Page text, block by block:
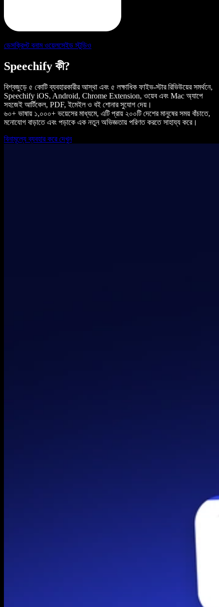
ডেসক্রিপ্ট বনাম ওয়েলসেইড স্টুডিও
Speechify কী?
বিশ্বজুড়ে ৫ কোটি ব্যবহারকারীর আস্থা এবং ৫ লক্ষাধিক ফাইভ-স্টার রিভিউয়ের সমর্থনে,
Speechify iOS, Android, Chrome Extension, ওয়েব এবং Mac অ্যাপে
সহজেই আর্টিকেল, PDF, ইমেইল ও বই শোনার সুযোগ দেয়।
৬০+ ভাষায় ১,০০০+ ভয়েসের মাধ্যমে, এটি প্রায় ২০০টি দেশের মানুষের সময় বাঁচাতে,
মনোযোগ বাড়াতে এবং পড়াকে এক নতুন অভিজ্ঞতায় পরিণত করতে সাহায্য করে।
বিনামূল্যে ব্যবহার করে দেখুন